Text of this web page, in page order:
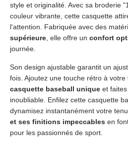
style et originalité. Avec sa broderie
couleur vibrante, cette casquette
l'attention. Fabriquée avec des
supérieure , elle offre un confort
journée.
Son design ajustable garantit un
fois. Ajoutez une touche rétro à
casquette baseball unique et
inoubliable. Enfilez cette casquette
dynamisez instantanément votre
et ses finitions impeccables en
pour les passionnés de sport.